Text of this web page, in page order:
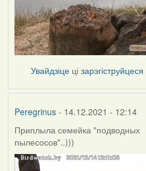
Увайдзіце цізарэгіструйцеся
Peregrinus- 14.12.2021 - 12:14
Приплыла семейка "подводных
пылесосов"..)))